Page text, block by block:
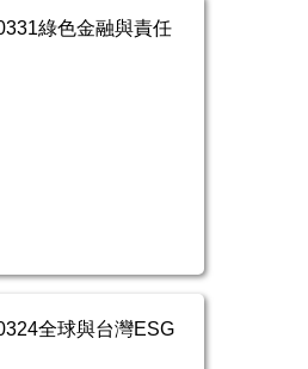
綠色金融與責任
全球與台灣ESG